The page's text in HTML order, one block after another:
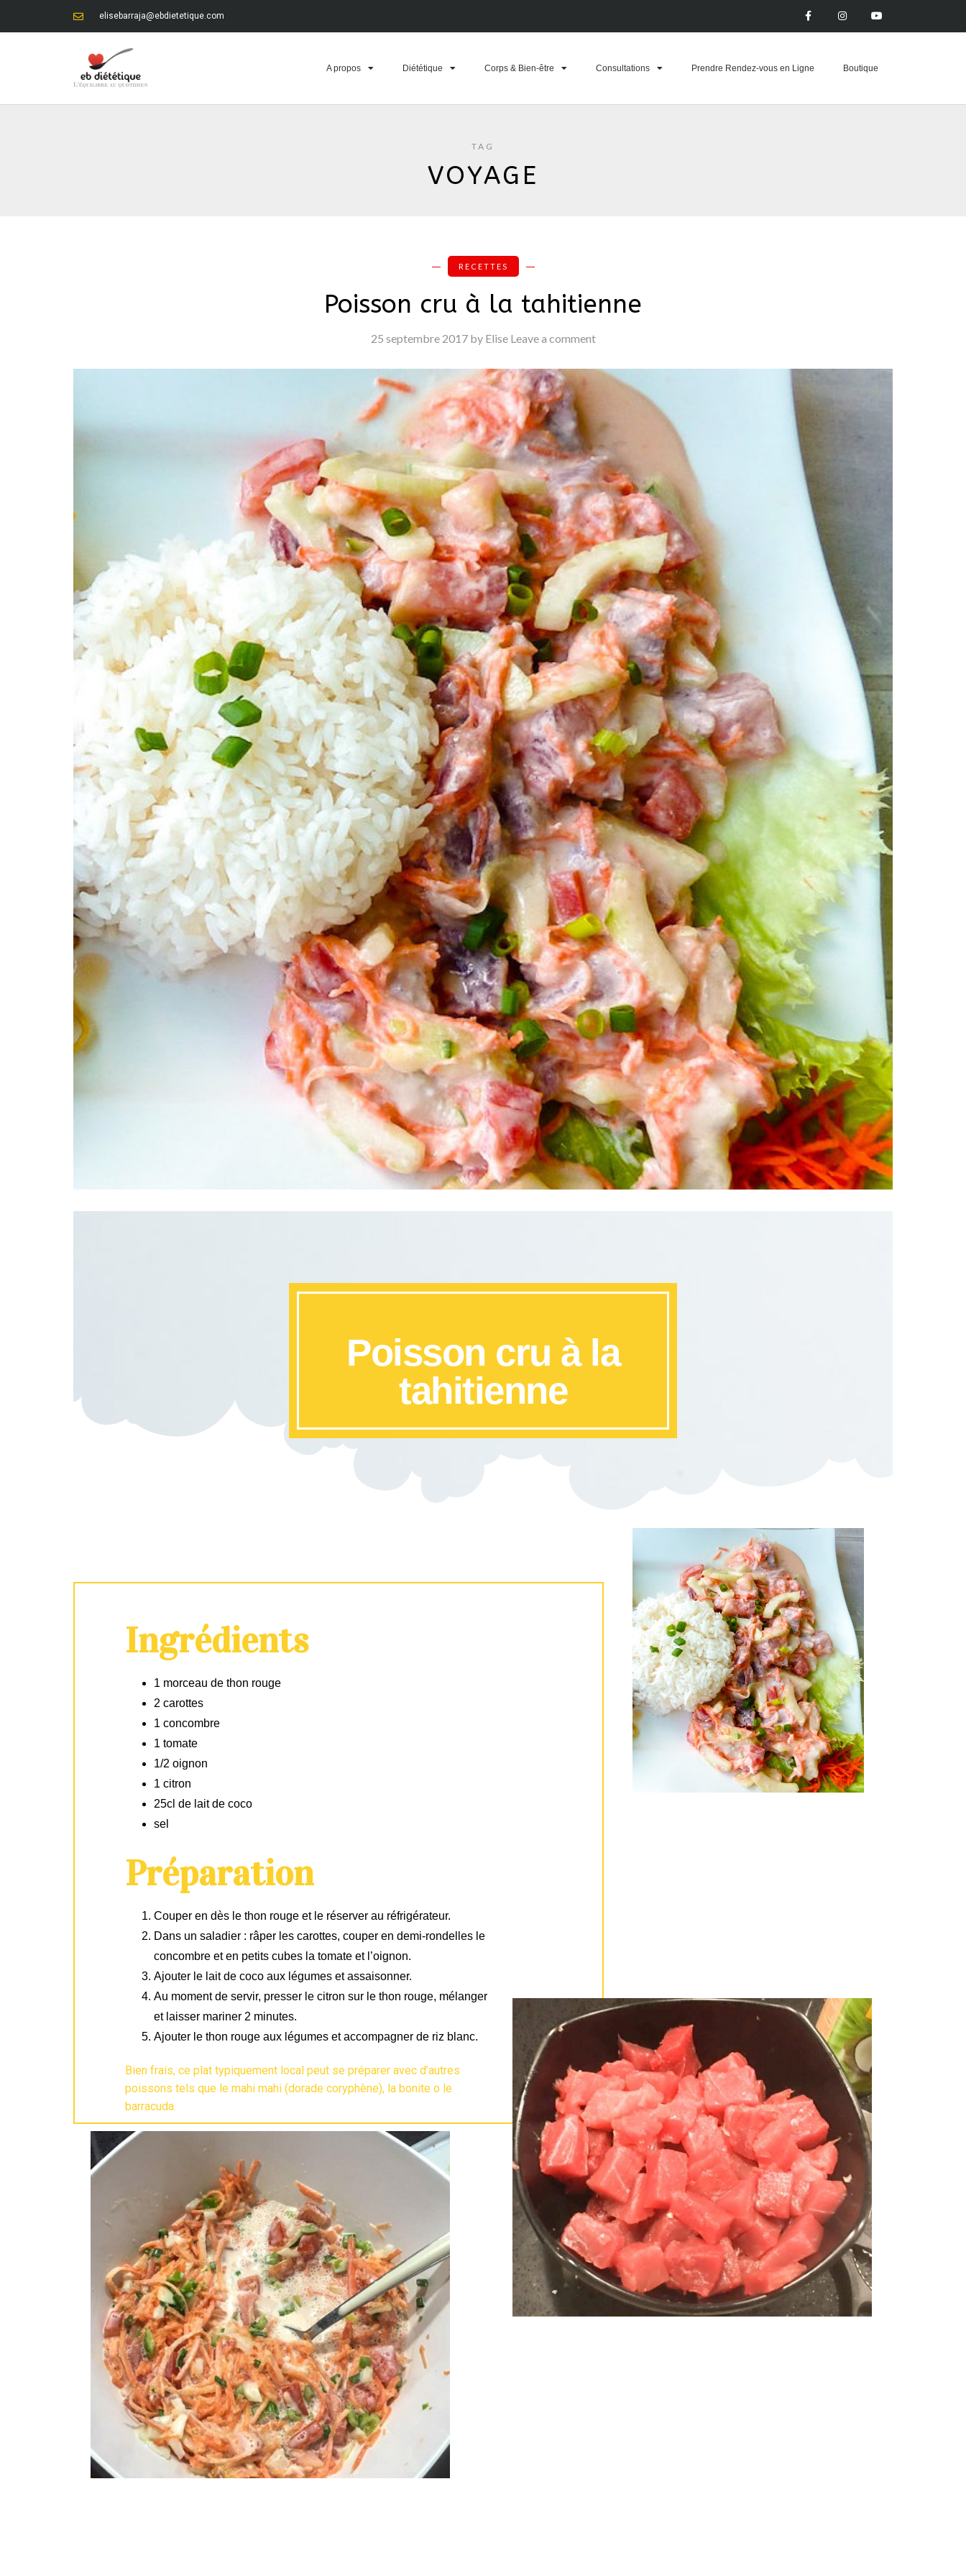
elisebarraja@ebdietetique.com
A propos Diététique Corps & Bien-être Consultations Prendre Rendez-vous en Ligne Boutique
TAG
VOYAGE
RECETTES
Poisson cru à la tahitienne
25 septembre 2017 by Elise Leave a comment
Poisson cru à la
tahitienne
Ingrédients
1 morceau de thon rouge
2 carottes
1 concombre
1 tomate
1/2 oignon
1 citron
25cl de lait de coco
sel
Préparation
Couper en dès le thon rouge et le réserver au réfrigérateur.
Dans un saladier : râper les carottes, couper en demi-rondelles le
concombre et en petits cubes la tomate et l’oignon.
Ajouter le lait de coco aux légumes et assaisonner.
Au moment de servir, presser le citron sur le thon rouge, mélanger
et laisser mariner 2 minutes.
Ajouter le thon rouge aux légumes et accompagner de riz blanc.
Bien frais, ce plat typiquement local peut se préparer avec d’autres
poissons tels que le mahi mahi (dorade coryphène), la bonite o le
barracuda.